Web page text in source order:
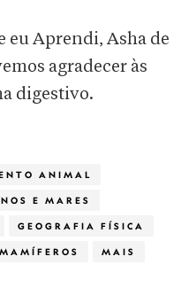
eu Aprendi, Asha de
agradecer às
digestivo.
ANIMAL
E MARES
GEOGRAFIA FÍSICA
MAMÍFEROS MAIS